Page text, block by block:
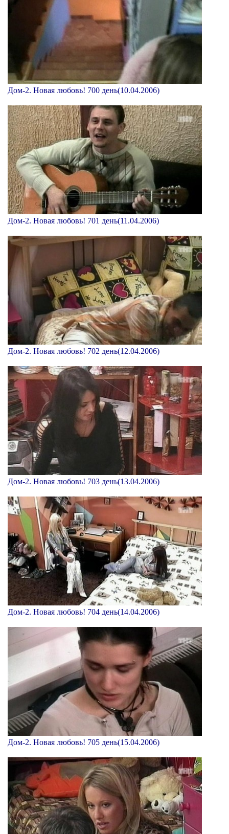
Дом-2. Новая любовь! 700 день(10.04.2006)
Дом-2. Новая любовь! 701 день(11.04.2006)
Дом-2. Новая любовь! 702 день(12.04.2006)
Дом-2. Новая любовь! 703 день(13.04.2006)
Дом-2. Новая любовь! 704 день(14.04.2006)
Дом-2. Новая любовь! 705 день(15.04.2006)